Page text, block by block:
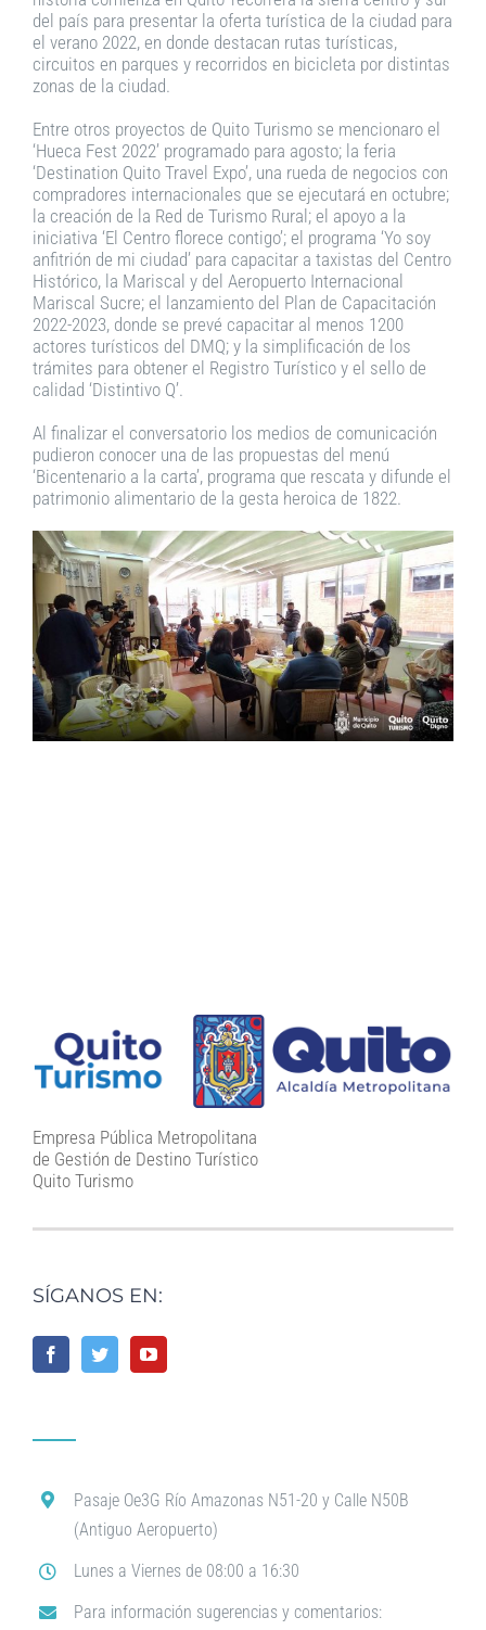
del país para presentar la oferta turística de la ciudad para
el verano 2022, en donde destacan rutas turísticas,
circuitos en parques y recorridos en bicicleta por distintas
zonas de la ciudad.
Entre otros proyectos de Quito Turismo se mencionaro el
‘Hueca Fest 2022’ programado para agosto; la feria
‘Destination Quito Travel Expo’, una rueda de negocios con
compradores internacionales que se ejecutará en octubre;
la creación de la Red de Turismo Rural; el apoyo a la
iniciativa ‘El Centro florece contigo’; el programa ‘Yo soy
anfitrión de mi ciudad’ para capacitar a taxistas del Centro
Histórico, la Mariscal y del Aeropuerto Internacional
Mariscal Sucre; el lanzamiento del Plan de Capacitación
2022-2023, donde se prevé capacitar al menos 1200
actores turísticos del DMQ; y la simplificación de los
trámites para obtener el Registro Turístico y el sello de
calidad ‘Distintivo Q’.
Al finalizar el conversatorio los medios de comunicación
pudieron conocer una de las propuestas del menú
‘Bicentenario a la carta’, programa que rescata y difunde el
patrimonio alimentario de la gesta heroica de 1822.
Empresa Pública Metropolitana
de Gestión de Destino Turístico
Quito Turismo
SÍGANOS EN:
Pasaje Oe3G Río Amazonas N51-20 y Calle N50B
(Antiguo Aeropuerto)
Lunes a Viernes de 08:00 a 16:30
Para información sugerencias y comentarios: